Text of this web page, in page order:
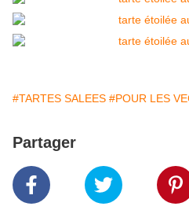
#TARTES SALEES #POUR LES
Partager